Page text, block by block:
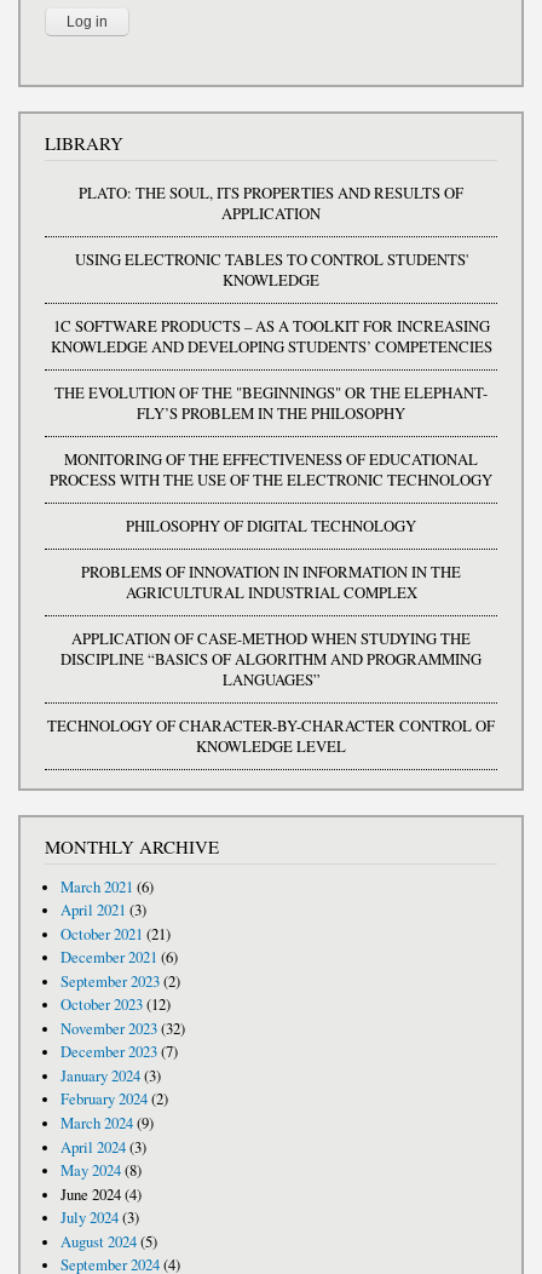
LIBRARY
PLATO: THE SOUL, ITS PROPERTIES AND RESULTS OF
APPLICATION
USING ELECTRONIC TABLES TO CONTROL STUDENTS'
KNOWLEDGE
1C SOFTWARE PRODUCTS – AS A TOOLKIT FOR INCREASING
KNOWLEDGE AND DEVELOPING STUDENTS’ COMPETENCIES
THE EVOLUTION OF THE "BEGINNINGS" OR THE ELEPHANT-
FLY’S PROBLEM IN THE PHILOSOPHY
MONITORING OF THE EFFECTIVENESS OF EDUCATIONAL
PROCESS WITH THE USE OF THE ELECTRONIC TECHNOLOGY
PHILOSOPHY OF DIGITAL TECHNOLOGY
PROBLEMS OF INNOVATION IN INFORMATION IN THE
AGRICULTURAL INDUSTRIAL COMPLEX
APPLICATION OF CASE-METHOD WHEN STUDYING THE
DISCIPLINE “BASICS OF ALGORITHM AND PROGRAMMING
LANGUAGES”
TECHNOLOGY OF CHARACTER-BY-CHARACTER CONTROL OF
KNOWLEDGE LEVEL
MONTHLY ARCHIVE
March 2021 (6)
April 2021 (3)
October 2021 (21)
December 2021 (6)
September 2023(2)
October 2023(12)
November 2023(32)
December 2023(7)
January 2024(3)
February 2024(2)
March 2024(9)
April 2024(3)
May 2024(8)
June 2024(4)
July 2024(3)
August 2024(5)
September 2024(4)